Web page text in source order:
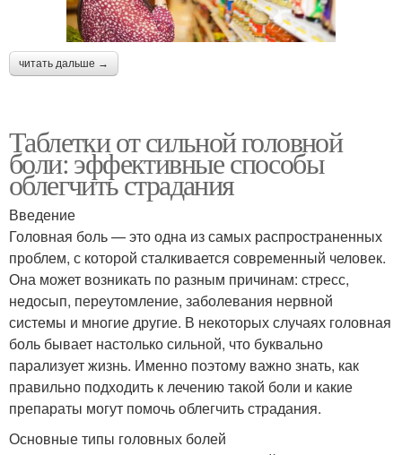
читать дальше →
Таблетки от сильной головной
боли: эффективные способы
облегчить страдания
Введение
Головная боль — это одна из самых распространенных
проблем, с которой сталкивается современный человек.
Она может возникать по разным причинам: стресс,
недосып, переутомление, заболевания нервной
системы и многие другие. В некоторых случаях головная
боль бывает настолько сильной, что буквально
парализует жизнь. Именно поэтому важно знать, как
правильно подходить к лечению такой боли и какие
препараты могут помочь облегчить страдания.
Основные типы головных болей